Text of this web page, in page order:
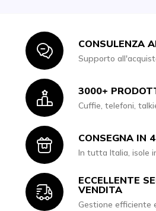
IconCONSULENZA
Supporto
Icon3000+
Cuffie, telefoni,
IconCONSEGNA IN
In tutta Italia, isole
Icon
ECCELLENTE
VENDITA
Gestione efficiente